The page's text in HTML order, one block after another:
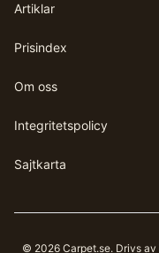
Artiklar
Prisindex
Om oss
Integritetspolicy
Sajtkarta
© 2026 Carpet.se. Drivs av